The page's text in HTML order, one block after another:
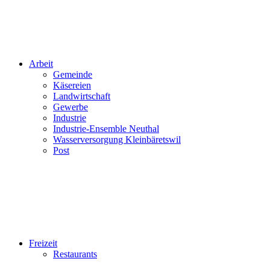
Arbeit
Gemeinde
Käsereien
Landwirtschaft
Gewerbe
Industrie
Industrie-Ensemble Neuthal
Wasserversorgung Kleinbäretswil
Post
Freizeit
Restaurants